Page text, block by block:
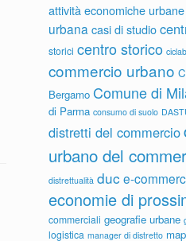
attività economiche urbane
urbana casi di studio
storici centro storico
commercio urbano
Bergamo Comune di
di Parma consumo di suolo
distretti del commercio
urbano del
distrettualità duc e-
economie di
commerciali geografie urbane
logistica manager di distretto